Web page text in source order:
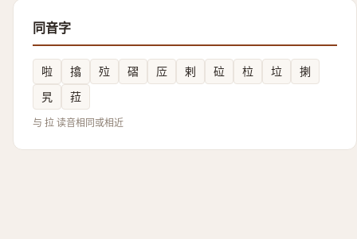
同音字
啦 㩉 㱞 磖 㕇 剌 砬 柆 垃
揦
旯
菈
与 拉 读音相同或相近